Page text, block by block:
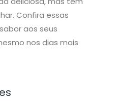
Confira essas
aos seus
nos dias mais